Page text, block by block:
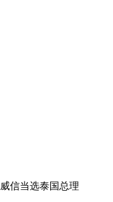
信当选泰国总理